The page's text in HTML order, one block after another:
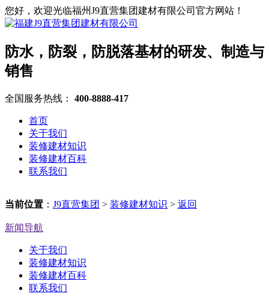
您好，欢迎光临福州J9直营集团建材有限公司官方网站！
防水，防裂，防脱落基材的研发、制造与
销售
全国服务热线： 400-8888-417
首页
关于我们
装修建材知识
装修建材百科
联系我们
当前位置 ： J9直营集团 > 装修建材知识 > 返回
新闻导航
关于我们
装修建材知识
装修建材百科
联系我们